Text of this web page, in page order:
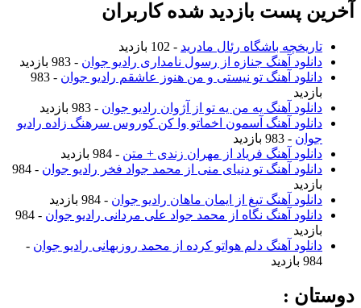
آخرین پست بازدید شده کاربران
تاریخچه باشگاه رئال مادرید - 102 بازدید
دانلود آهنگ جنازه از رسول نامداری رادیو جوان - 983 بازدید
دانلود آهنگ تو نیستی و من هنوز عاشقم رادیو جوان
- 983
بازدید
دانلود آهنگ یه من یه تو از آژوان رادیو جوان - 983 بازدید
دانلود آهنگ آسمون اخماتو وا کن کوروس سرهنگ زاده رادیو
جوان - 983 بازدید
دانلود آهنگ فریاد از مهران زندی + متن - 984 بازدید
دانلود آهنگ تو دنیای منی از محمد جواد فخر رادیو جوان
- 984
بازدید
دانلود آهنگ تیغ از ایمان ماهان رادیو جوان - 984 بازدید
دانلود آهنگ نگاه از محمد جواد علی مردانی رادیو جوان
- 984
بازدید
دانلود آهنگ دلم هواتو کرده از محمد روزبهانی رادیو جوان -
984 بازدید
دوستان :